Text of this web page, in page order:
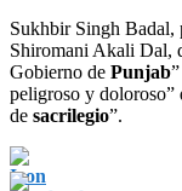
Sukhbir Singh Badal,
Shiromani Akali Dal,
Gobierno de Punjab
peligroso y doloroso”
de sacrilegio”.